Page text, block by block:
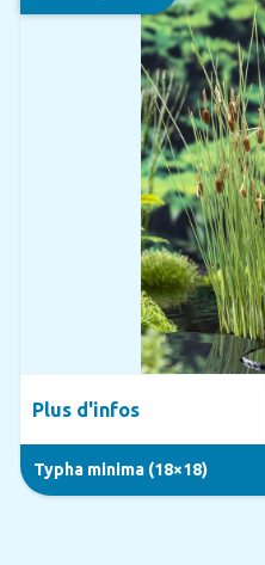
Typha minima (18×18)
Plus d'infos